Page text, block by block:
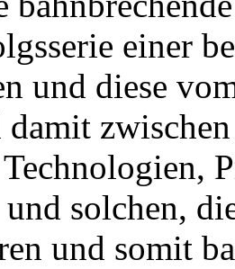
einer
und diese
damit
Technologien,
und solchen,
und somit